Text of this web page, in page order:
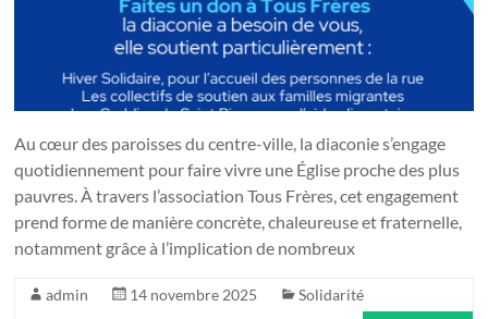
Au cœur des paroisses du centre-ville, la diaconie s’engage
quotidiennement pour faire vivre une Église proche des plus
pauvres. À travers l’association Tous Frères, cet engagement
prend forme de manière concrète, chaleureuse et fraternelle,
notamment grâce à l’implication de nombreux
admin 14 novembre 2025 Solidarité